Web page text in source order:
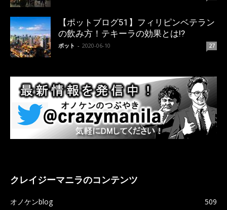
【ポットブログ51】フィリピンベテラン
の飲み方！テキーラの効果とは!?
ポット - 2020-06-10 27
クレイジーマニラのコンテンツ
オノケンblog
509